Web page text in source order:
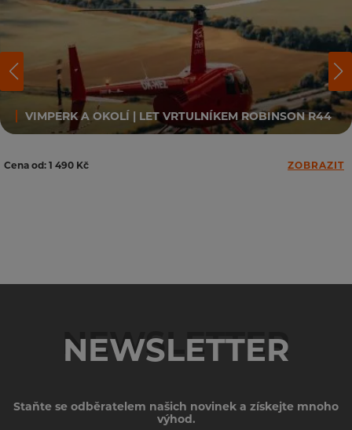
VIMPERK A OKOLÍ | LET VRTULNÍKEM ROBINSON R44
Cena od: 1 490 Kč ZOBRAZIT
NEWSLETTER
Staňte se odběratelem našich novinek a získejte mnoho
výhod.